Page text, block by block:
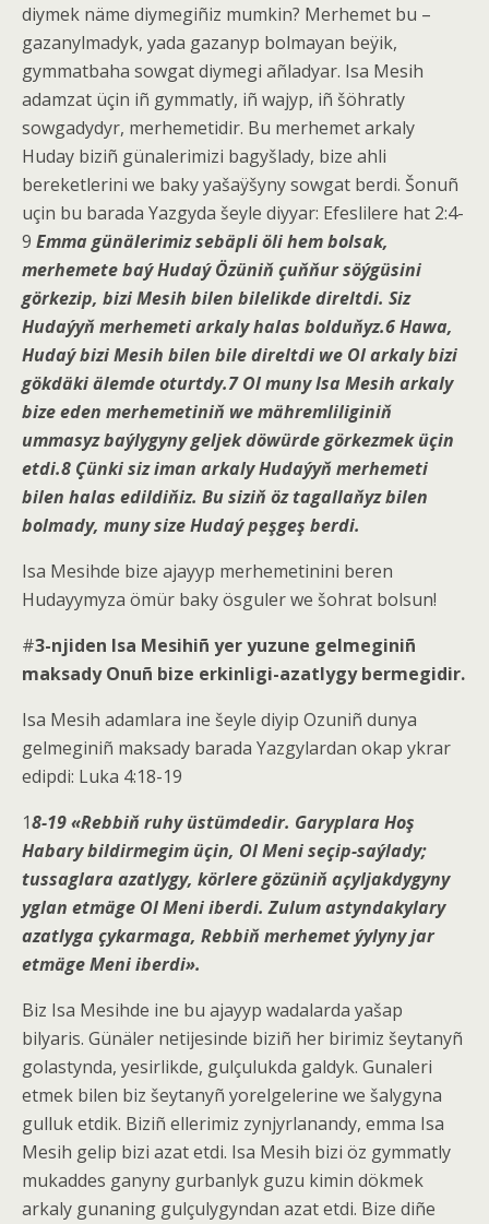
diymek näme diymegiñiz mumkin? Merhemet bu –
gazanylmadyk, yada gazanyp bolmayan beÿik,
gymmatbaha sowgat diymegi añladyar. Isa Mesih
adamzat üçin iñ gymmatly, iñ wajyp, iñ šöhratly
sowgadydyr, merhemetidir. Bu merhemet arkaly
Huday biziñ günalerimizi bagyšlady, bize ahli
bereketlerini we baky yašaÿšyny sowgat berdi. Šonuñ
uçin bu barada Yazgyda šeyle diyyar: Efeslilere hat 2:4-
9 Emma günälerimiz sebäpli öli hem bolsak,
merhemete baýHudaýÖzüniň çuňňur söýgüsini
görkezip, biziMesih bilen bilelikde direltdi. Siz
Hudaýyň merhemeti arkaly halas bolduňyz.6Hawa,
Hudaý bizi Mesih bilen bile direltdi we Ol arkaly bizi
gökdäki älemde oturtdy.7Ol munyIsa Mesih arkaly
bize eden merhemetiniň we mähremliliginiň
ummasyz baýlygyny geljek döwürde görkezmek üçin
etdi.8 Çünki siz iman arkaly Hudaýyň merhemeti
bilen halas edildiňiz. Bu siziň öz tagallaňyz bilen
bolmady, muny size Hudaý peşgeş berdi.
Isa Mesihde bize ajayyp merhemetinini beren
Hudayymyza ömür baky ösguler we šohrat bolsun!
#3-njiden Isa Mesihiñ yer yuzune gelmeginiñ
maksady Onuñ bize erkinligi-azatlygy bermegidir.
Isa Mesih adamlara ine šeyle diyip Ozuniñ dunya
gelmeginiñ maksady barada Yazgylardan okap ykrar
edipdi: Luka 4:18-19
18-19«Rebbiň ruhy üstümdedir. Garyplara Hoş
Habary bildirmegim üçin, Ol Meni seçip-saýlady;
tussaglara azatlygy, körlere gözüniň açyljakdygyny
yglan etmäge Ol Meni iberdi. Zulum astyndakylary
azatlyga çykarmaga, Rebbiň merhemet ýylyny jar
etmäge Meni iberdi».
Biz Isa Mesihde ine bu ajayyp wadalarda yašap
bilyaris. Günäler netijesinde biziñ her birimiz šeytanyñ
golastynda, yesirlikde, gulçulukda galdyk. Gunaleri
etmek bilen biz šeytanyñ yorelgelerine we šalygyna
gulluk etdik. Biziñ ellerimiz zynjyrlanandy, emma Isa
Mesih gelip bizi azat etdi. Isa Mesih bizi öz gymmatly
mukaddes ganyny gurbanlyk guzu kimin dökmek
arkaly gunaning gulçulygyndan azat etdi. Bize diñe